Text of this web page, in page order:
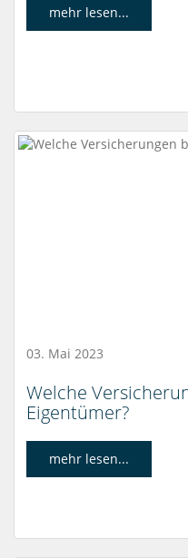
mehr lesen...
03. Mai 2023
Welche
Eigentümer?
mehr lesen...